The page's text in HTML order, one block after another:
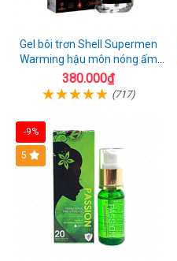
Gel bôi trơn Shell Supermen
Warming hậu môn nóng ấm
mượt mà
380.000₫
(717)
-9%
Hot
5